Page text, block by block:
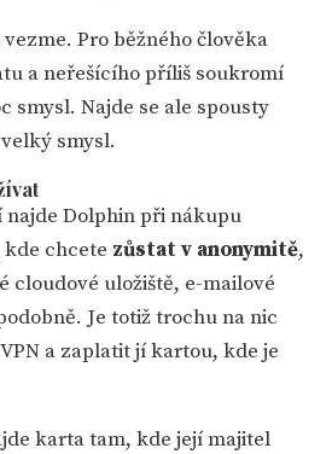
vezme. Pro běžného člověka
a neřešícího příliš soukromí
smysl. Najde se ale spousty
smysl.
Dolphin při nákupu
chcete zůstat v anonymitě,
cloudové uložiště, e-mailové
Je totiž trochu na nic
a zaplatit jí kartou, kde je
karta tam, kde její majitel